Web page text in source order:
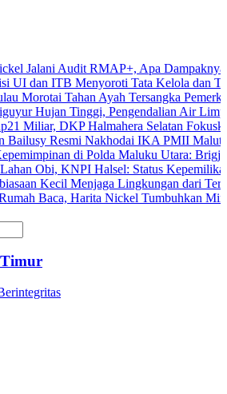
Jalani Audit RMAP+, Apa Dampaknya
dan ITB Menyoroti Tata Kelola dan
Morotai Tahan Ayah Tersangka
Hujan Tinggi, Pengendalian Air
Miliar, DKP Halmahera Selatan Fokuskan
Resmi Nakhodai IKA PMII Malut,
di Polda Maluku Utara: Brigjen
Obi, KNPI Halsel: Status Kepemilikan
Kecil Menjaga Lingkungan dari
Baca, Harita Nickel Tumbuhkan Minat
Timur